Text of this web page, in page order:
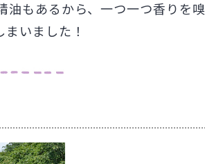
もあるから、一つ一つ香りを嗅
いました！